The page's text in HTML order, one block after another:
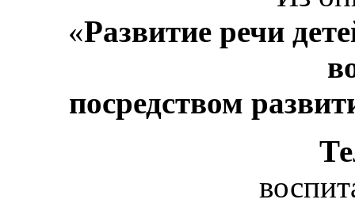
«Развитие речи
посредством